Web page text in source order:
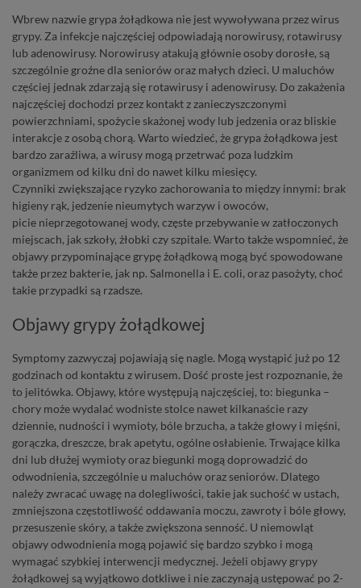
Wbrew nazwie grypa żołądkowa nie jest wywoływana przez wirus
grypy. Za infekcje najczęściej odpowiadają norowirusy, rotawirusy
lub adenowirusy. Norowirusy atakują głównie osoby dorosłe, są
szczególnie groźne dla seniorów oraz małych dzieci. U maluchów
częściej jednak zdarzają się rotawirusy i adenowirusy. Do zakażenia
najczęściej dochodzi przez kontakt z zanieczyszczonymi
powierzchniami, spożycie skażonej wody lub jedzenia oraz bliskie
interakcje z osobą chorą. Warto wiedzieć, że grypa żołądkowa jest
bardzo zaraźliwa, a wirusy mogą przetrwać poza ludzkim
organizmem od kilku dni do nawet kilku miesięcy.
Czynniki zwiększające ryzyko zachorowania to między innymi: brak
higieny rąk, jedzenie nieumytych warzyw i owoców,
picie nieprzegotowanej wody, częste przebywanie w zatłoczonych
miejscach, jak szkoły, żłobki czy szpitale. Warto także wspomnieć, że
objawy przypominające grypę żołądkową mogą być spowodowane
także przez bakterie, jak np. Salmonella i E. coli, oraz pasożyty, choć
takie przypadki są rzadsze.
Objawy grypy żołądkowej
Symptomy zazwyczaj pojawiają się nagle. Mogą wystąpić już po 12
godzinach od kontaktu z wirusem. Dość proste jest rozpoznanie, że
to jelitówka. Objawy, które występują najczęściej, to: biegunka –
chory może wydalać wodniste stolce nawet kilkanaście razy
dziennie, nudności i wymioty, bóle brzucha, a także głowy i mięśni,
gorączka, dreszcze, brakapetytu, ogólneosłabienie. Trwające kilka
dni lub dłużej wymioty oraz biegunki mogą doprowadzić do
odwodnienia, szczególnie u maluchów oraz seniorów. Dlatego
należy zwracać uwagę na dolegliwości, takie jak suchość w ustach,
zmniejszona częstotliwość oddawania moczu, zawroty i bóle głowy,
przesuszenie skóry, a także zwiększona senność. U niemowląt
objawy odwodnienia mogą pojawić się bardzo szybko i mogą
wymagać szybkiej interwencji medycznej. Jeżeli objawy grypy
żołądkowej są wyjątkowo dotkliwe i nie zaczynają ustępować po 2-